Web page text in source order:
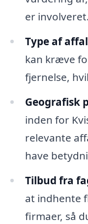
er involveret.
Type af
kan kræve
fjernelse,
Geografisk
inden for
relevante
have
Tilbud fra
at indhente
firmaer, så